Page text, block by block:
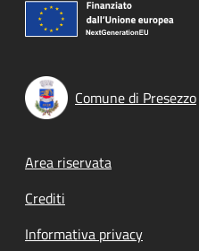
Comune di Presezzo
Footer menu
Area riservata
Crediti
Informativa privacy